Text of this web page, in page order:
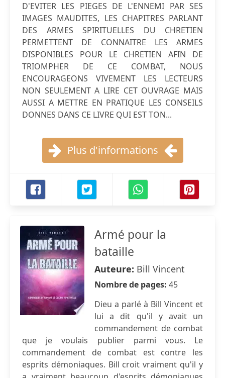
D'EVITER LES PIEGES DE L'ENNEMI PAR SES
IMAGES MAUDITES, LES CHAPITRES PARLANT
DES ARMES SPIRITUELLES DU CHRETIEN
PERMETTENT DE CONNAITRE LES ARMES
DISPONIBLES POUR LE CHRETIEN AFIN DE
TRIOMPHER DE CE COMBAT, NOUS
ENCOURAGEONS VIVEMENT LES LECTEURS
NON SEULEMENT A LIRE CET OUVRAGE MAIS
AUSSI A METTRE EN PRATIQUE LES CONSEILS
DONNES DANS CE LIVRE QUI EST TON...
Plus d'informations
Armé pour la
bataille
Auteure: Bill Vincent
Nombre de pages: 45
Dieu a parlé à Bill Vincent et
lui a dit qu'il y avait un
commandement de combat
que je voulais publier parmi vous. Le
commandement de combat est contre les
esprits démoniaques. Bill croit vraiment qu'il y